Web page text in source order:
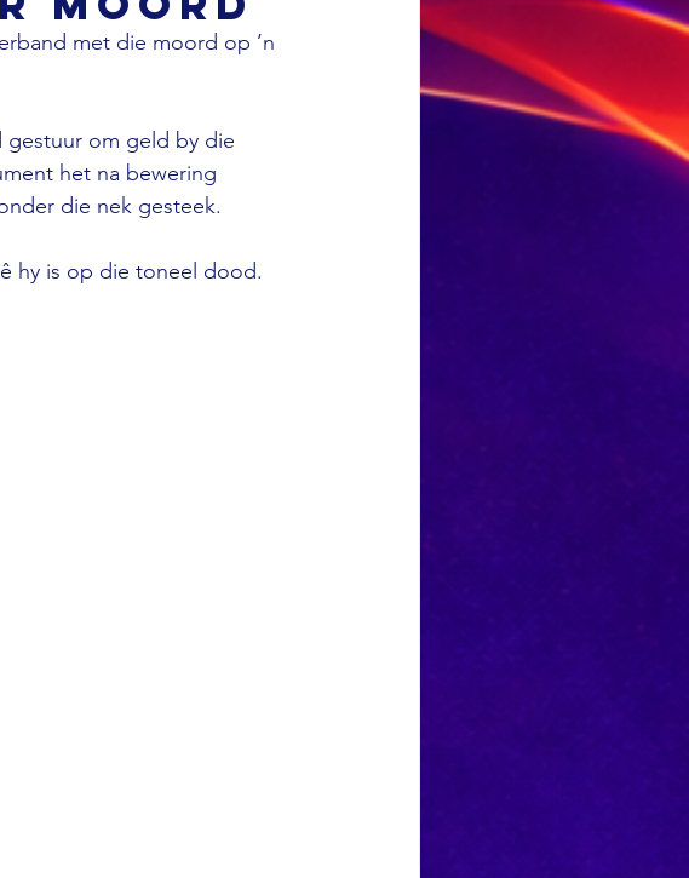
met die moord op ’n
gestuur om geld by die
het na bewering
die nek gesteek.
hy is op die toneel dood.